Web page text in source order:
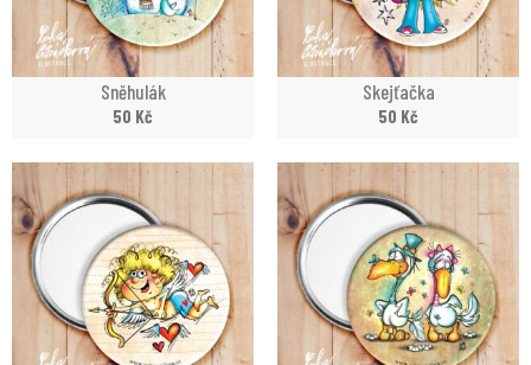
Sněhulák
50 Kč
Skejťačka
50 Kč